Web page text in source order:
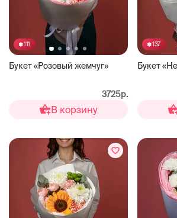
111
Букет «Розовый жемчуг»
3725р.
В корзину
137
Букет